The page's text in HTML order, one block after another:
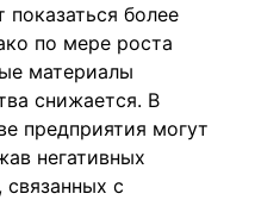
более
по мере роста
материалы
снижается. В
предприятия могут
негативных
связанных с